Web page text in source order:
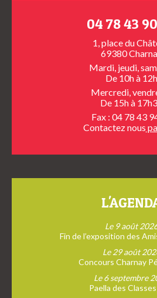
04 78 43
1, place du
69380
Mardi, jeudi,
De 10h à 12h
Mercredi,
De 15h à
Fax : 04 78 43
Contactez nous
Le 9 août
Fin de l’exposition des
Le 29 août
Concours Charnay
Le 6 septembre
Paella des